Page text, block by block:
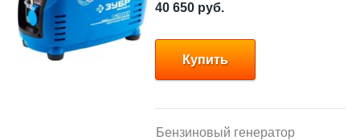
40 650 руб.
Купить
Бензиновый генератор